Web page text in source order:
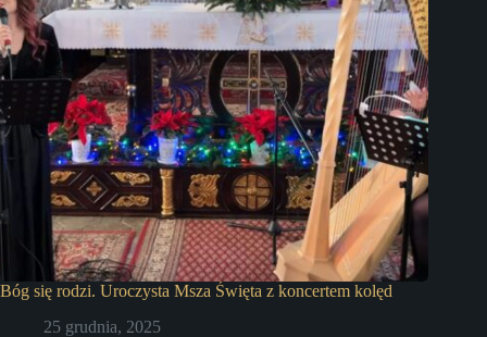
Bóg się rodzi. Uroczysta Msza Święta z koncertem kolęd
25 grudnia, 2025